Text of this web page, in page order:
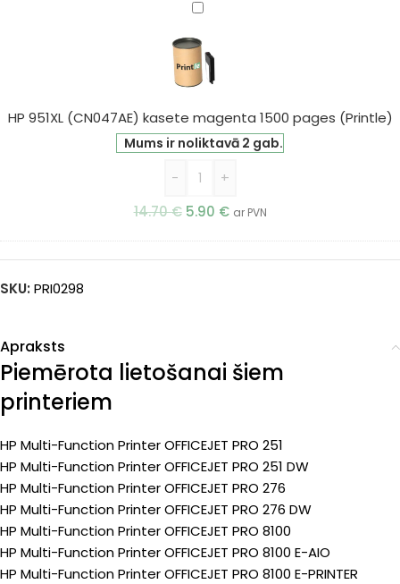
HP
(CN047AE)
kasete
magenta
1500
pages
(Printle)
HP 951XL (CN047AE) kasete magenta 1500 pages (Printle)
Mums ir noliktavā 2 gab.
-
+
14.70€ 5.90 € ar PVN
SKU: PRI0298
Apraksts
Piemērota lietošanai šiem
printeriem
HP Multi-Function Printer OFFICEJET PRO 251
HP Multi-Function Printer OFFICEJET PRO 251 DW
HP Multi-Function Printer OFFICEJET PRO 276
HP Multi-Function Printer OFFICEJET PRO 276 DW
HP Multi-Function Printer OFFICEJET PRO 8100
HP Multi-Function Printer OFFICEJET PRO 8100 E-AIO
HP Multi-Function Printer OFFICEJET PRO 8100 E-PRINTER